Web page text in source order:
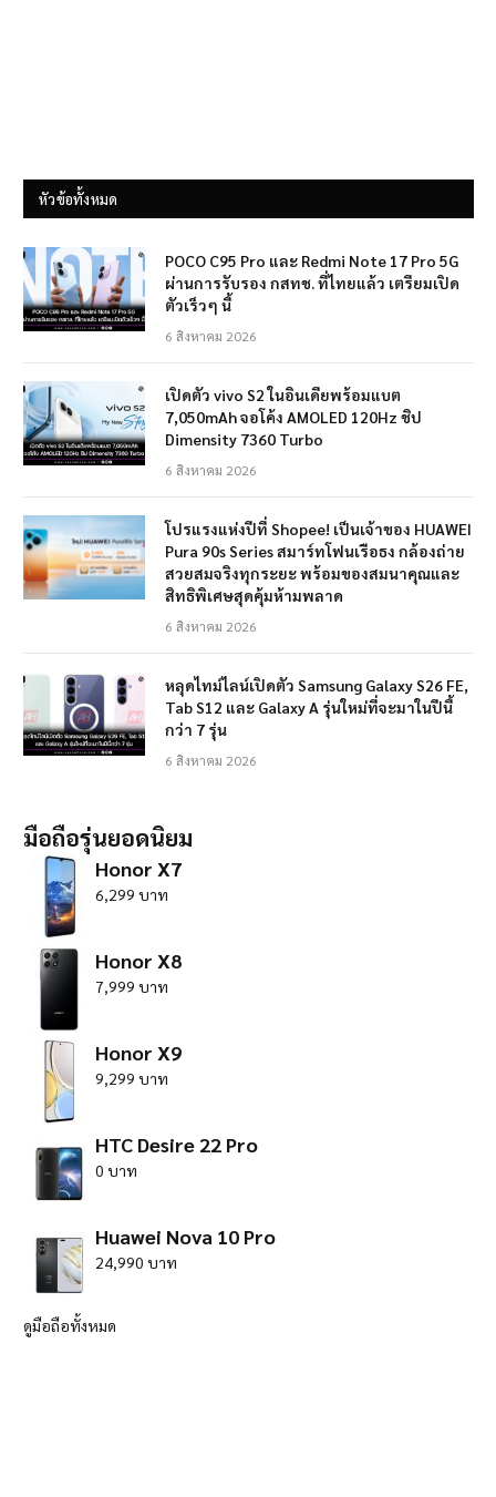
หัวข้อทั้งหมด
POCO C95 Pro และ Redmi Note 17 Pro 5G
ผ่านการรับรอง กสทช. ที่ไทยแล้ว เตรียมเปิด
ตัวเร็วๆ นี้
6 สิงหาคม 2026
เปิดตัว vivo S2 ในอินเดียพร้อมแบต
7,050mAh จอโค้ง AMOLED 120Hz ชิป
Dimensity 7360 Turbo
6 สิงหาคม 2026
โปรแรงแห่งปีที่ Shopee! เป็นเจ้าของ HUAWEI
Pura 90s Series สมาร์ทโฟนเรือธง กล้องถ่าย
สวยสมจริงทุกระยะ พร้อมของสมนาคุณและ
สิทธิพิเศษสุดคุ้มห้ามพลาด
6 สิงหาคม 2026
หลุดไทม์ไลน์เปิดตัว Samsung Galaxy S26 FE,
Tab S12 และ Galaxy A รุ่นใหม่ที่จะมาในปีนี้
กว่า 7 รุ่น
6 สิงหาคม 2026
มือถือรุ่นยอดนิยม
Honor X7
6,299 บาท
Honor X8
7,999 บาท
Honor X9
9,299 บาท
HTC Desire 22 Pro
0 บาท
Huawei Nova 10 Pro
24,990 บาท
ดูมือถือทั้งหมด